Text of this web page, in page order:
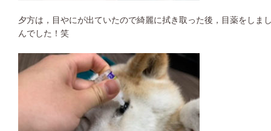
夕方は，目やにが出ていたので綺麗に拭き取った後，目薬をしま
んでした！笑